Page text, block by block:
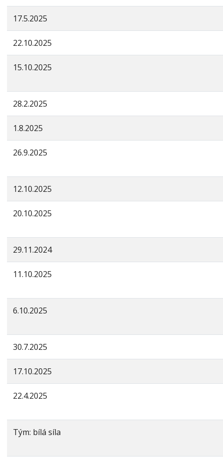
17.5.2025
22.10.2025
15.10.2025
28.2.2025
1.8.2025
26.9.2025
12.10.2025
20.10.2025
29.11.2024
11.10.2025
6.10.2025
30.7.2025
17.10.2025
22.4.2025
Tým: bílá síla